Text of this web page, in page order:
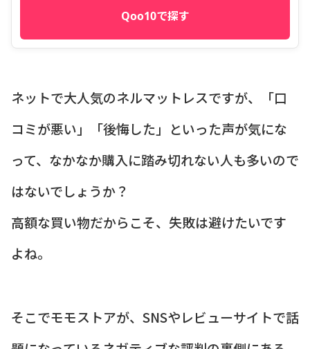
Qoo10で探す
ネットで大人気のネルマットレスですが、「口
コミが悪い」「後悔した」といった声が気にな
って、なかなか購入に踏み切れない人も多いので
はないでしょうか？
高額な買い物だからこそ、失敗は避けたいです
よね。
そこでモモストアが、SNSやレビューサイトで話